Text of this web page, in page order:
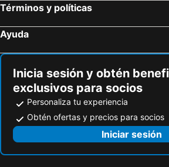
Términos y políticas
Ayuda
Inicia sesión y obtén
exclusivos para socios
Personaliza tu experiencia
Obtén ofertas y precios para socios
Iniciar sesión